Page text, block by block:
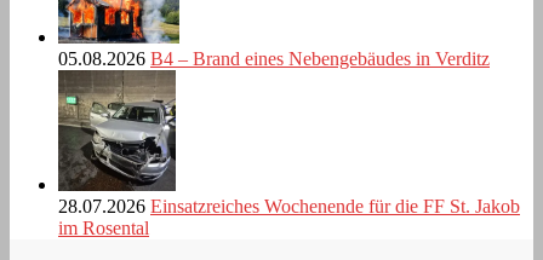
05.08.2026 B4 – Brand eines Nebengebäudes in Verditz
28.07.2026 Einsatzreiches Wochenende für die FF St. Jakob
im Rosental